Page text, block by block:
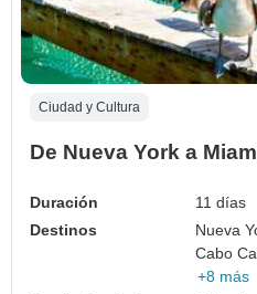
Ciudad y Cultura
De Nueva York a
Duración
11 días
Destinos
Nueva
Cabo
+8 más